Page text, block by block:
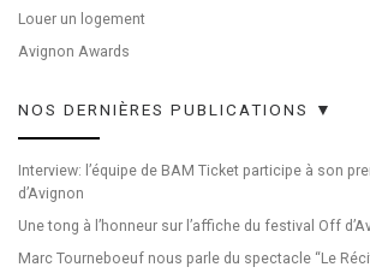
Louer un logement
Avignon Awards
NOS DERNIÈRES PUBLICATIONS ▼
Interview: l’équipe de BAM Ticket participe à son
d’Avignon
Une tong à l’honneur sur l’affiche du festival Off
Marc Tourneboeuf nous parle du spectacle “Le